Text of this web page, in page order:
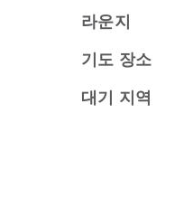
라운지
기도 장소
대기 지역